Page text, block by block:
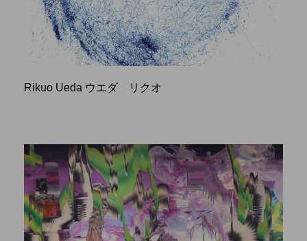
Rikuo Ueda ウエダ リクオ